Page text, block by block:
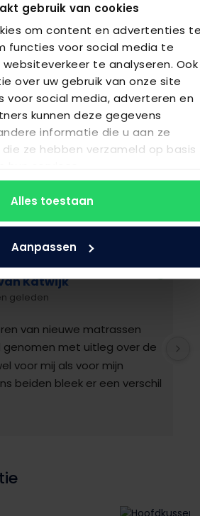
gebruik van cookies
om content en advertenties
functies voor social media te
te analyseren. Ook
over uw gebruik van onze site
voor social media, adverteren en
kunnen deze gegevens
informatie die u aan ze
ze hebben verzameld op basis
Alles toestaan
Aanpassen
den Brink Bedden en
op 137 beoordelingen
op
Katwijk
geleden
van nieuwe matrassen
genomen met uitleg over de
voor mij als voor mijn
beiden bleek er een verschil
werd geholpen bij het bed
met al een winkel die wij